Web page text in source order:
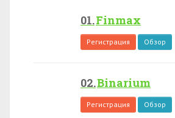
Finmax
Регистрация Обзор
Binarium
Регистрация Обзор